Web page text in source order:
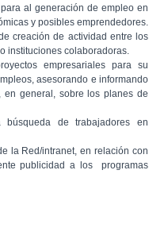
al generación de empleo en
y posibles emprendedores.
creación de actividad entre los
instituciones colaboradoras.
empresariales para su
asesorando e informando
en general, sobre los planes de
de trabajadores en
la Red/intranet, en relación con
publicidad a los programas